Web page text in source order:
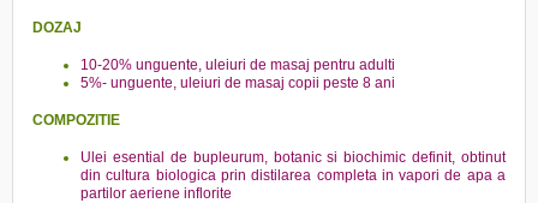
DOZAJ
10-20% unguente, uleiuri de masaj pentru adulti
5%- unguente, uleiuri de masaj copii peste 8 ani
COMPOZITIE
Ulei esential de bupleurum, botanic si biochimic definit, obtinut
din cultura biologica prin distilarea completa in vapori de apa a
partilor aeriene inflorite